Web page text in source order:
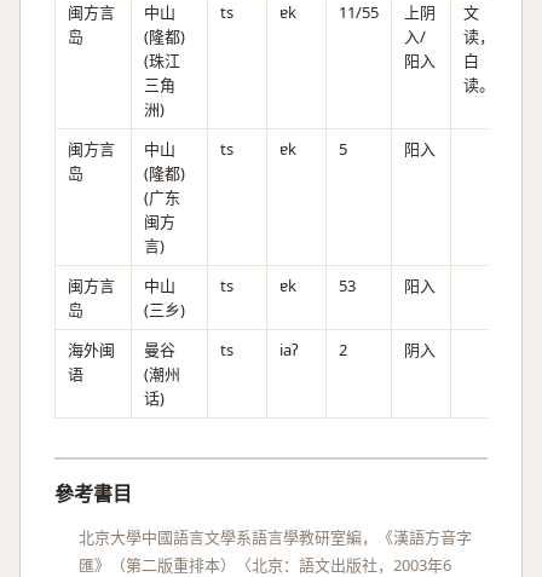
闽方言
岛
中山
(隆都)
(珠江
三角
洲)
ts ɐk 11/55
上阴
入/
阳入
文
读，
白
读。
闽方言
岛
中山
(隆都)
(广东
闽方
言)
ts ɐk 5 阳入
闽方言
岛
中山
(三乡)
ts ɐk 53 阳入
海外闽
语
曼谷
(潮州
话)
ts iaʔ 2 阴入
參考書目
北京大學中國語言文學系語言學教研室編，《漢語方音字
匯》（第二版重排本）〈北京：語文出版社，2003年6